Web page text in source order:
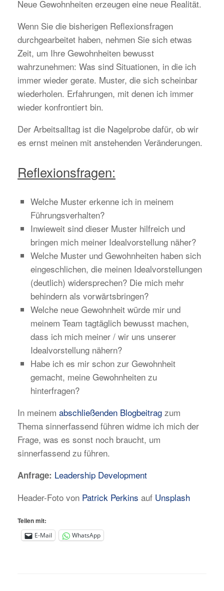
Neue Gewohnheiten erzeugen eine neue Realität.
Wenn Sie die bisherigen Reflexionsfragen
durchgearbeitet haben, nehmen Sie sich etwas
Zeit, um Ihre Gewohnheiten bewusst
wahrzunehmen: Was sind Situationen, in die ich
immer wieder gerate. Muster, die sich scheinbar
wiederholen. Erfahrungen, mit denen ich immer
wieder konfrontiert bin.
Der Arbeitsalltag ist die Nagelprobe dafür, ob wir
es ernst meinen mit anstehenden Veränderungen.
Reflexionsfragen:
Welche Muster erkenne ich in meinem
Führungsverhalten?
Inwieweit sind dieser Muster hilfreich und
bringen mich meiner Idealvorstellung näher?
Welche Muster und Gewohnheiten haben sich
eingeschlichen, die meinen Idealvorstellungen
(deutlich) widersprechen? Die mich mehr
behindern als vorwärtsbringen?
Welche neue Gewohnheit würde mir und
meinem Team tagtäglich bewusst machen,
dass ich mich meiner / wir uns unserer
Idealvorstellung nähern?
Habe ich es mir schon zur Gewohnheit
gemacht, meine Gewohnheiten zu
hinterfragen?
In meinem abschließenden Blogbeitrag zum
Thema sinnerfassend führen widme ich mich der
Frage, was es sonst noch braucht, um
sinnerfassend zu führen.
Anfrage: Leadership Development
Header-Foto von Patrick Perkins auf Unsplash
Teilen mit:
E-Mail WhatsApp